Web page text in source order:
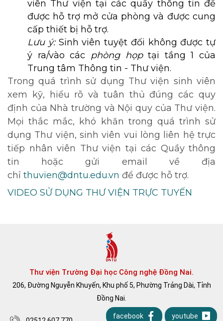
viên Thư viện tại các quầy thông tin để
được hỗ trợ mở cửa phòng và được cung
cấp thiết bị hỗ trợ.
Lưu ý:Sinh viên tuyệt đối không được tự
ý ra/vào các phòng họptại tầng 1 của
Trung tâm Thông tin - Thư viện.
Trong quá trình sử dụng Thư viện sinh viên
xem kỹ, hiểu rõ và tuân thủ đúng các quy
định của Nhà trường và Nội quy của Thư viện.
Mọi thắc mắc, khó khăn trong quá trình sử
dụng Thư viện, sinh viên vui lòng liên hệ trực
tiếp nhân viên Thư viện tại các Quầy thông
tin hoặc gửi email về địa
chỉ thuvien@dntu.edu.vn để được hỗ trợ.
VIDEO SỬ DỤNG THƯ VIỆN TRỰC TUYẾN
Thư viện Trường Đại học Công nghệ Đồng Nai.
206, Đường Nguyễn Khuyến, Khu phố 5, Phường Trảng Dài, Tỉnh
Đồng Nai.
facebook youtube